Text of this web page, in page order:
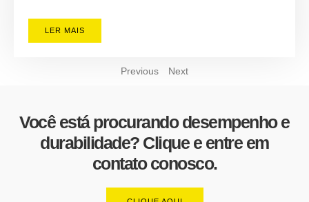
LER MAIS
Previous Next
Você está procurando desempenho e
durabilidade? Clique e entre em
contato conosco.